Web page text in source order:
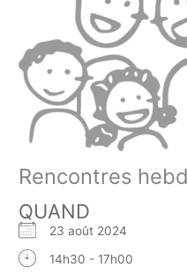
Rencontres
QUAND
23 août 2024
14h30 - 17h00